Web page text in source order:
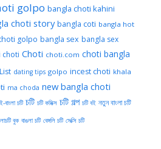
golpo bangla choti kahini
choti story bangla coti bangla hot
golpo bangla sex bangla sex
choti Choti choti.com choti bangla
dating tips golpo incest choti khala
ma choda new bangla choti
ই-বাংলা চটি চটি চটি কমিক্স চটি গল্প চটি বই নতুন বাংলা চটি
বুক বাঙলা চটি বেঙ্গলি চটি সেক্সি চটি